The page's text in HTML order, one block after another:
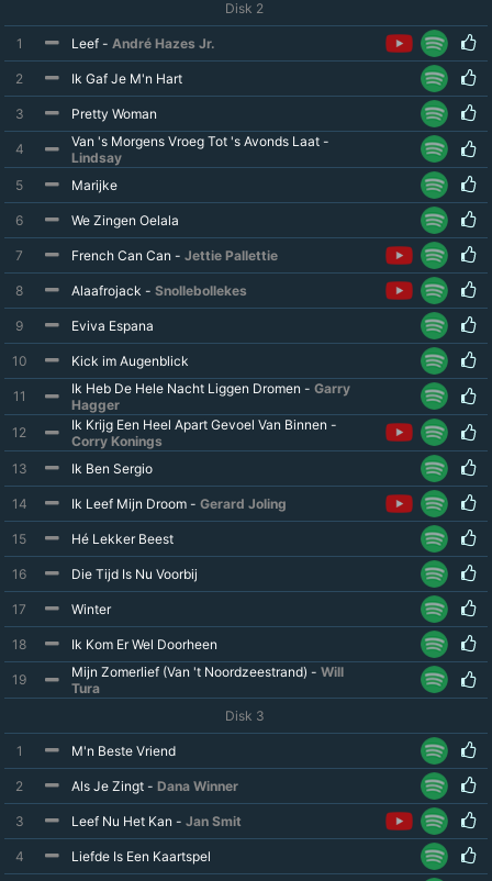
Disk 2
1 Leef - André Hazes Jr.
2 Ik Gaf Je M'n Hart
3 Pretty Woman
4
Van 's Morgens Vroeg Tot 's Avonds Laat -
Lindsay
5
Marijke
6 We Zingen Oelala
7 French Can Can - Jettie Pallettie
8 Alaafrojack - Snollebollekes
9 Eviva Espana
10 Kick im Augenblick
11 Ik Heb De Hele Nacht Liggen Dromen - Garry
Hagger
12
Ik Krijg Een Heel Apart Gevoel Van Binnen -
Corry Konings
13
Ik Ben Sergio
14 Ik Leef Mijn Droom - Gerard Joling
15 Hé Lekker Beest
16 Die Tijd Is Nu Voorbij
17 Winter
18 Ik Kom Er Wel Doorheen
19 Mijn Zomerlief (Van 't Noordzeestrand) - Will
Tura
Disk 3
1 M'n Beste Vriend
2 Als Je Zingt - Dana Winner
3 Leef Nu Het Kan - Jan Smit
4 Liefde Is Een Kaartspel